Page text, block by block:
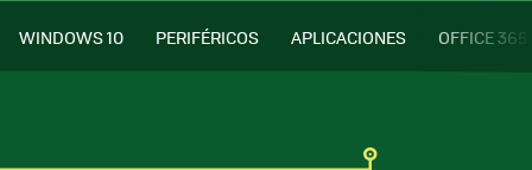
WINDOWS 10 PERIFÉRICOS APLICACIONES OFFICE 365